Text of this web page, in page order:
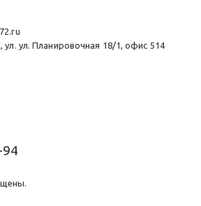
ул. ул. Планировочная 18/1, офис 514